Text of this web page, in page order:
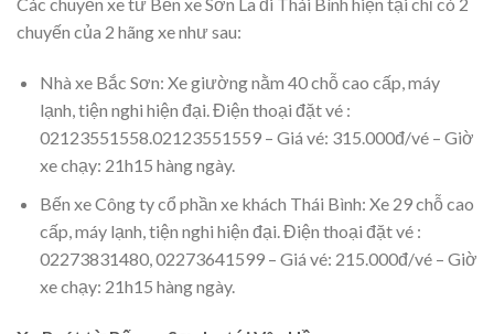
Các chuyến xe từ Bến xe Sơn La đi Thái Bình hiện tại chỉ có 2
chuyến của 2 hãng xe như sau:
Nhà xe Bắc Sơn: Xe giường nằm 40 chỗ cao cấp, máy
lạnh, tiện nghi hiện đại. Điện thoại đặt vé :
02123551558.02123551559 – Giá vé: 315.000đ/vé – Giờ
xe chạy: 21h15 hàng ngày.
Bến xe Công ty cổ phần xe khách Thái Bình: Xe 29 chỗ cao
cấp, máy lạnh, tiện nghi hiện đại. Điện thoại đặt vé :
02273831480, 02273641599 – Giá vé: 215.000đ/vé – Giờ
xe chạy: 21h15 hàng ngày.